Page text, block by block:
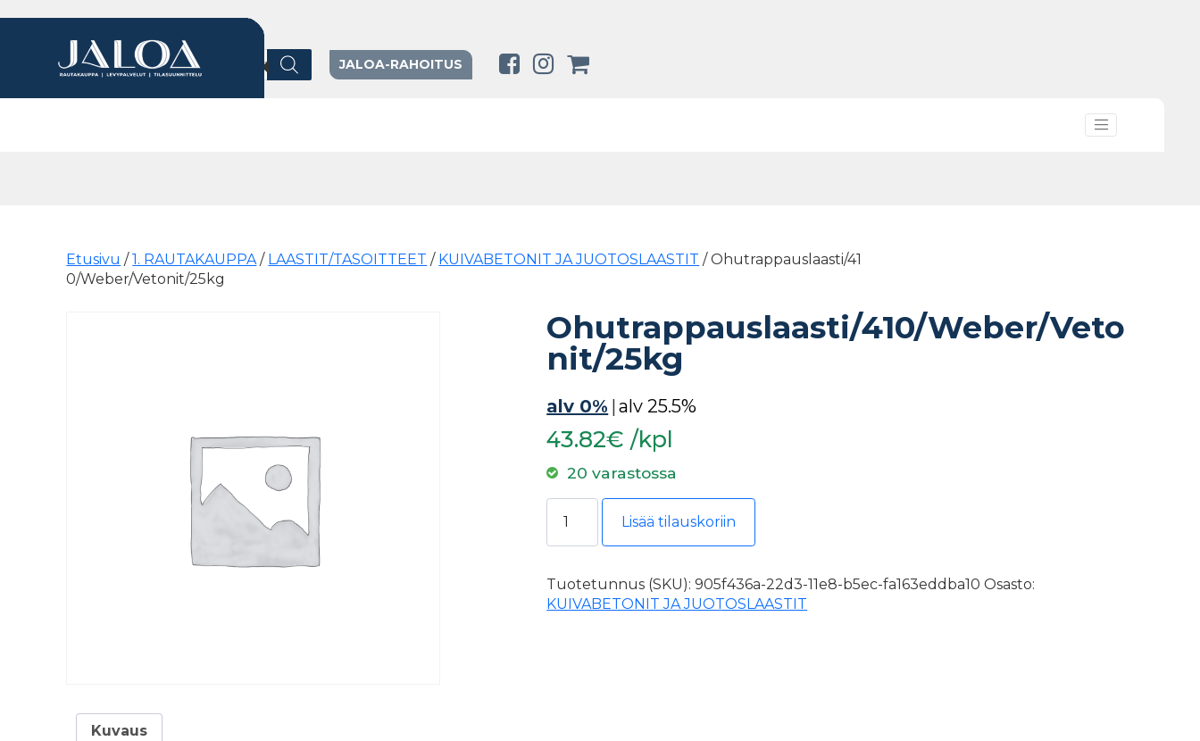
Products search
JALOA-RAHOITUS
Etusivu /1. RAUTAKAUPPA / LAASTIT/TASOITTEET / KUIVABETONIT JA JUOTOSLAASTIT / Ohutrappauslaasti/41
0/Weber/Vetonit/25kg
Ohutrappauslaasti/410/Weber/Veto
nit/25kg
alv 0% |alv 25.5%
43.82€ /kpl
20 varastossa
Ohutrappauslaasti/410/Weber/Vetonit/25kg määrä
Lisää tilauskoriin
Tuotetunnus (SKU):905f436a-22d3-11e8-b5ec-fa163eddba10 Osasto:
KUIVABETONIT JA JUOTOSLAASTIT
Kuvaus